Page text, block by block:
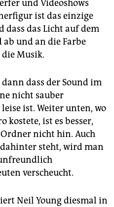
und Videoshows
ist das einzige
dass das Licht auf dem
und an die Farbe
die Musik.
dass der Sound im
nicht sauber
ist. Weiter unten, wo
kostete, ist es besser,
nicht hin. Auch
steht, wird man
verscheucht.
Neil Young diesmal in